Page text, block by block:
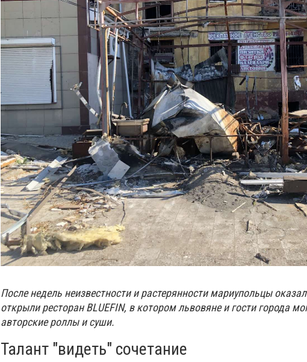
После недель неизвестности и растерянности мариупольцы
открыли ресторан BLUEFIN, в котором львовяне и гости города
авторские роллы и суши.
Талант "видеть" сочетание